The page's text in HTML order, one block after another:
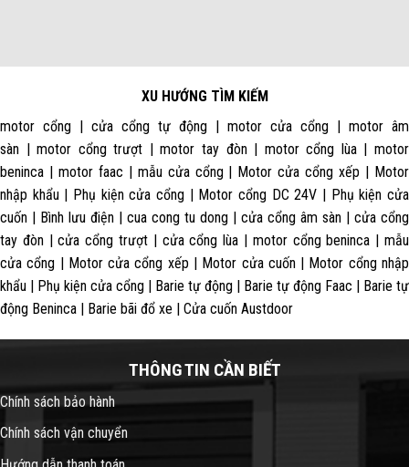
XU HƯỚNG TÌM KIẾM
motor cổng | cửa cổng tự động | motor cửa cổng | motor âm
sàn | motor cổng trượt | motor tay đòn | motor cổng lùa | motor
beninca | motor faac | mẫu cửa cổng | Motor cửa cổng xếp | Motor
nhập khẩu | Phụ kiện cửa cổng | Motor cổng DC 24V | Phụ kiện cửa
cuốn | Bình lưu điện | cua cong tu dong | cửa cổng âm sàn | cửa cổng
tay đòn | cửa cổng trượt | cửa cổng lùa | motor cổng beninca | mẫu
cửa cổng | Motor cửa cổng xếp | Motor cửa cuốn | Motor cổng nhập
khẩu | Phụ kiện cửa cổng | Barie tự động | Barie tự động Faac | Barie tự
động Beninca | Barie bãi đổ xe | Cửa cuốn Austdoor
THÔNG TIN CẦN BIẾT
Chính sách bảo hành
Chính sách vận chuyển